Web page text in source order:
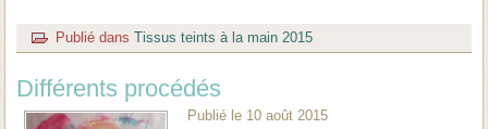
Publié dans Tissus teints à la main 2015
Différents procédés
Publié le 10 août 2015